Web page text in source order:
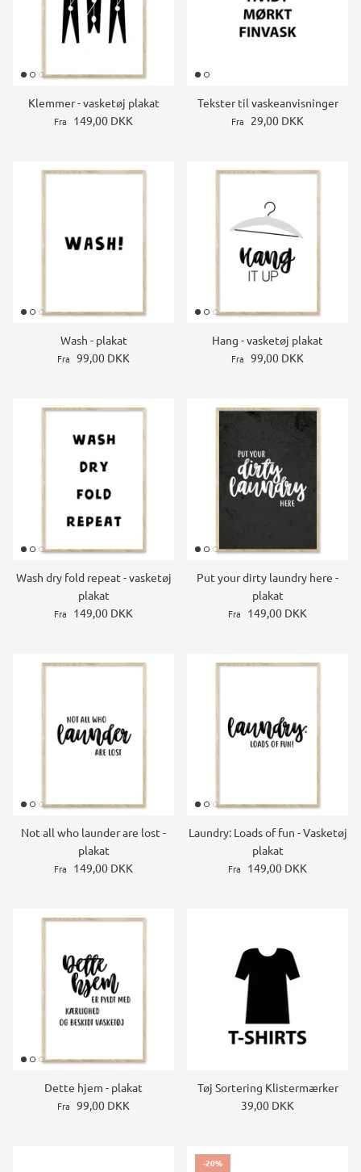
Klemmer - vasketøj plakat
Fra 149,00 DKK
Tekster til vaskeanvisninger
Fra 29,00 DKK
Wash - plakat
Fra 99,00 DKK
Hang - vasketøj plakat
Fra 99,00 DKK
Wash dry fold repeat - vasketøj
plakat
Fra 149,00 DKK
Put your dirty laundry here -
plakat
Fra 149,00 DKK
Not all who launder are lost -
plakat
Fra 149,00 DKK
Laundry: Loads of fun - Vasketøj
plakat
Fra 149,00 DKK
Dette hjem - plakat
Fra 99,00 DKK
Tøj Sortering Klistermærker
39,00 DKK
-20%